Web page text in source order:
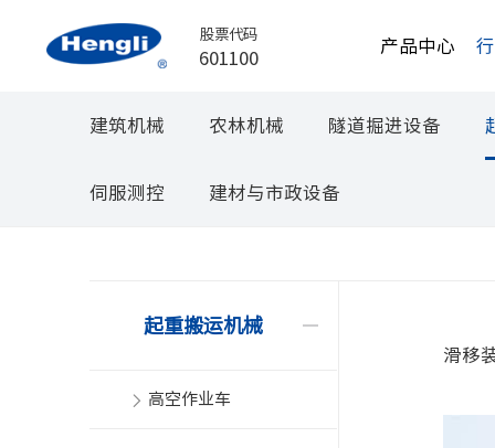
股票代码
601100
产品中心
建筑机械 农林机械 隧道掘进设备
伺服测控 建材与市政设备
起重搬运机械
高空作业车
滑移